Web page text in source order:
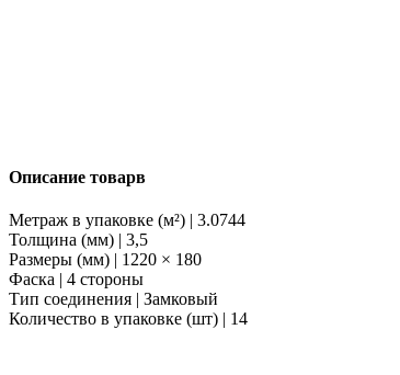
Описание товарв
Метраж в упаковке (м²) | 3.0744
Толщина (мм) | 3,5
Размеры (мм) | 1220 × 180
Фаска | 4 стороны
Тип соединения | Замковый
Количество в упаковке (шт) | 14